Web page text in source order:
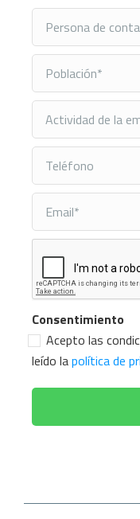
Consentimiento
Acepto las
leído lapolítica de